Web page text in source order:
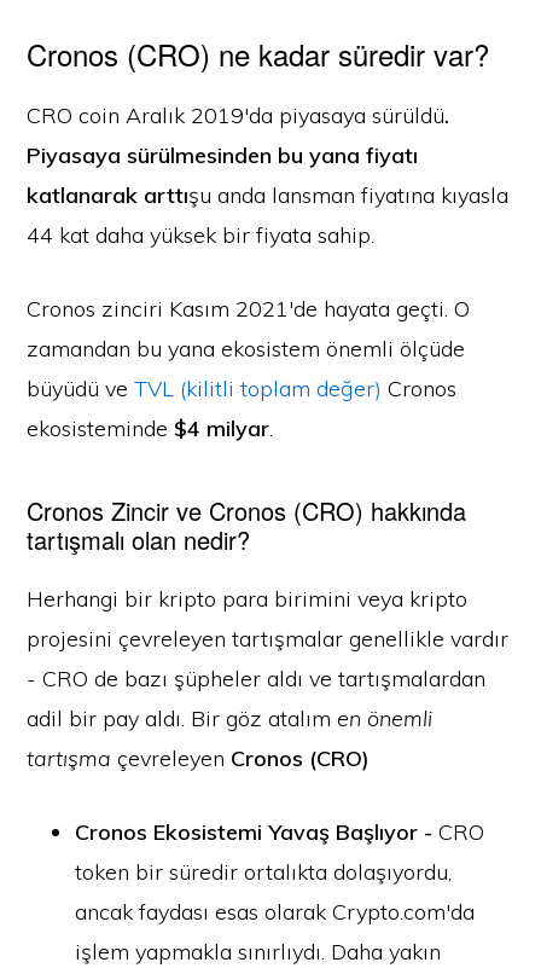
Cronos (CRO) ne kadar süredir var?
CRO coin Aralık 2019'da piyasaya sürüldü.
Piyasaya sürülmesinden bu yana fiyatı
katlanarak arttışu anda lansman fiyatına kıyasla
44 kat daha yüksek bir fiyata sahip.
Cronos zinciri Kasım 2021'de hayata geçti. O
zamandan bu yana ekosistem önemli ölçüde
büyüdü veTVL (kilitli toplam değer) Cronos
ekosisteminde $4 milyar.
Cronos Zincir ve Cronos (CRO) hakkında
tartışmalı olan nedir?
Herhangi bir kripto para birimini veya kripto
projesini çevreleyen tartışmalar genellikle vardır
- CRO de bazı şüpheler aldı ve tartışmalardan
adil bir pay aldı. Bir göz atalım en önemli
tartışmaçevreleyen Cronos (CRO)
Cronos Ekosistemi Yavaş Başlıyor -CRO
token bir süredir ortalıkta dolaşıyordu,
ancak faydası esas olarak Crypto.com'da
işlem yapmakla sınırlıydı. Daha yakın